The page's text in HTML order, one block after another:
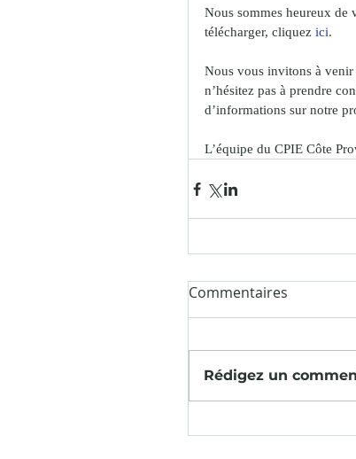
Nous sommes heureux de
télécharger, cliquez ici.
Nous vous invitons à
n’hésitez pas à prendre
d’informations sur notre
L’équipe du CPIE Côte
Commentaires
Rédigez un